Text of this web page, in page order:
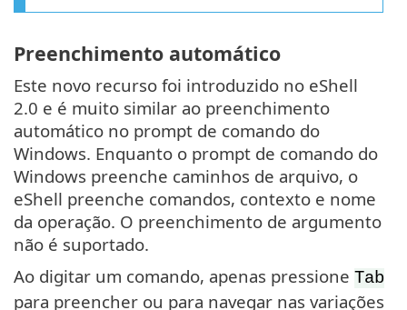
Preenchimento automático
Este novo recurso foi introduzido no eShell
2.0 e é muito similar ao preenchimento
automático no prompt de comando do
Windows. Enquanto o prompt de comando do
Windows preenche caminhos de arquivo, o
eShell preenche comandos, contexto e nome
da operação. O preenchimento de argumento
não é suportado.
Ao digitar um comando, apenas pressione Tab
para preencher ou para navegar nas variações